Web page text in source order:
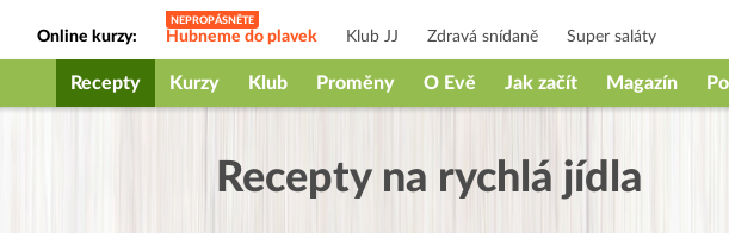
Online kurzy: Hubneme do plavek Klub JJ Zdravá snídaně Super saláty
Jak na babičky
Recepty Kurzy Klub Proměny O Evě Jak začít Magazín
Recepty na rychlá jídla